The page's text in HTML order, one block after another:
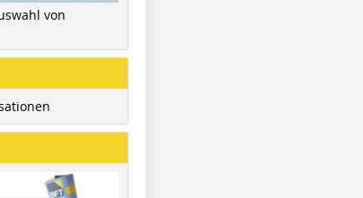
von